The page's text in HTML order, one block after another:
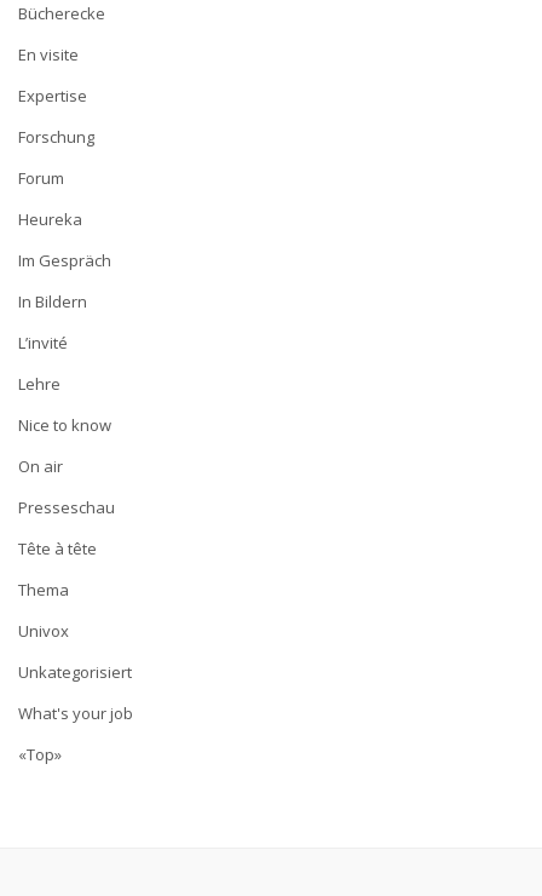
Bücherecke
En visite
Expertise
Forschung
Forum
Heureka
Im Gespräch
In Bildern
L’invité
Lehre
Nice to know
On air
Presseschau
Tête à tête
Thema
Univox
Unkategorisiert
What's your job
«Top»